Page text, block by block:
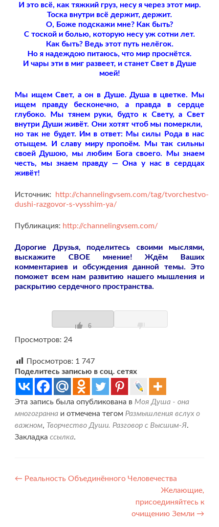
И это всё, как тяжкий груз, несу я через этот мир.
Тоска внутри всё держит, держит.
О, Боже подскажи мне? Как быть?
С тоской и болью, которую несу уж сотни лет.
Как быть? Ведь этот путь нелёгок.
Но я надеждою питаюсь, что мир проснётся.
И чары эти в миг развеет, и станет Свет в Душе
моей!
Мы ищем Свет, а он в Душе. Душа в цветке. Мы
ищем правду бесконечно, а правда в сердце
глубоко. Мы тянем руки, будто к Свету, а Свет
внутри Души живёт. Они хотят чтоб мы померкли,
но так не будет. Им в ответ: Мы силы Рода в нас
отыщем. И славу миру пропоём. Мы так сильны
своей Душою, мы любим Бога своего. Мы знаем
честь, мы знаем правду — Она у нас в сердцах
живёт!
Источник:
http://channelingvsem.com/tag/tvorchestvo-
dushi-razgovor-s-vysshim-ya/
Публикация: http://channelingvsem.com/
Дорогие Друзья, поделитесь своими мыслями,
выскажите СВОЕ мнение! Ждём Ваших
комментариев и обсуждения данной темы. Это
поможет всем нам развитию нашего мышления и
раскрытию сердечного пространства.
6
Просмотров: 24
Просмотров: 1 747
Поделитесь записью в соц. сетях
Эта запись была опубликована в Моя Душа - она
многогранна и отмечена тегом Размышления вслух о
важном, Творчество Души. Разговор с Высшим-Я.
Закладка ссылка.
Навигация
← Реальность Объединённого Человечества
Желающие,
присоединяйтесь к
очищению Земли →